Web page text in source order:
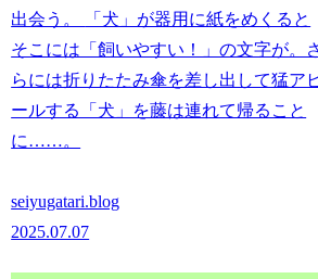
出会う。 「犬」が器用に紙をめくると
そこには「飼いやすい！」の文字が。
らには折りたたみ傘を差し出して猛ア
ールする「犬」を藤は連れて帰ること
に……。
seiyugatari.blog
2025.07.07